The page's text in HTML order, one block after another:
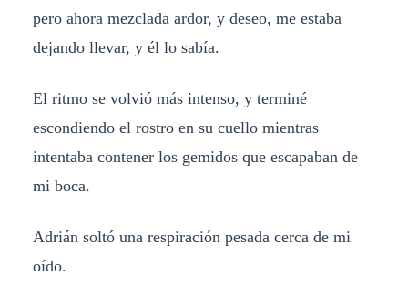
pero ahora mezclada ardor, y deseo, me estaba
dejando llevar, y él lo sabía.
El ritmo se volvió más intenso, y terminé
escondiendo el rostro en su cuello mientras
intentaba contener los gemidos que escapaban de
mi boca.
Adrián soltó una respiración pesada cerca de mi
oído.